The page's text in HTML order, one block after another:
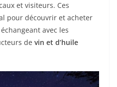
et visiteurs. Ces
pour découvrir et acheter
avec les
de vin et d’huile